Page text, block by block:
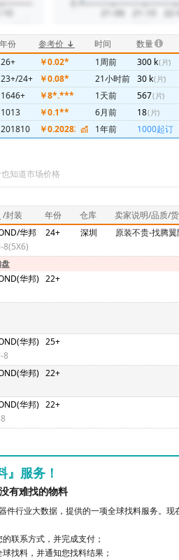
年份 参考价 时间 数量
26+ ￥0.02* 1周前 300 k(片)
23+/24+ ￥0.08* 21小时前 30 k(片)
1646+ ￥8*.*** 1天前 567(片)
1013 ￥0.1** 6月前 18(片)
201810 ￥0.202832 1年前 1000起订
两年内 ￥0.2**
最新 ￥0.85 5天前 545(片)
25+ ￥4.5 1天前 3000(片)
两年内
25+
23+ ￥2.***
26+ ￥3.982301
25+ ￥8.*** 21小时前 2000(片)
知道市场价格
/封装 年份 仓库 卖家说明/品质/
华邦
8(5X6)
24+ 深圳 原装不贵-找腾翼
华邦) 22+
华邦)
8
25+
华邦) 22+
华邦) 22+
』服务！
有难找的物料
件行业大数据，提供的一项全球找料服务。现
联系方式，并完成支付；
找料，并通知您找料结果；